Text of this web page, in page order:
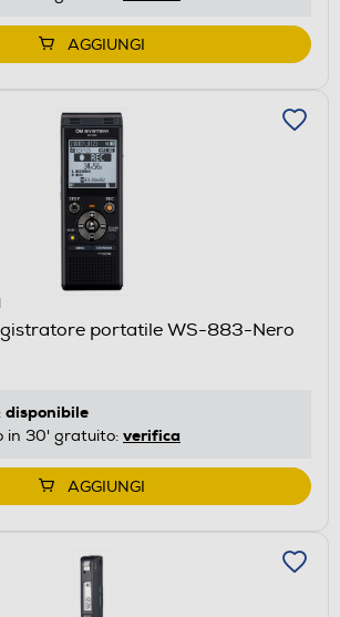
AGGIUNGI
portatile WS-883-Nero
disponibile
in 30' gratuito: verifica
AGGIUNGI